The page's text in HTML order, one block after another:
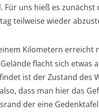
uns hieß es zunächst
teilweise wieder
Kilometern erreicht
flacht sich
ist der Zustand des
dass man hier das
der eine